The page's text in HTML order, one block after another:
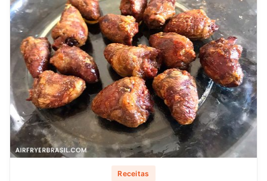
Receitas